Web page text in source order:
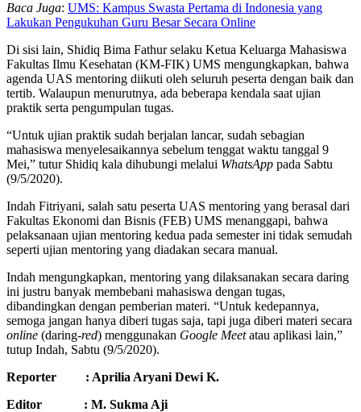
Baca Juga: UMS: Kampus Swasta Pertama di Indonesia yang
Lakukan Pengukuhan Guru Besar Secara Online
Di sisi lain, Shidiq Bima Fathur selaku Ketua Keluarga Mahasiswa
Fakultas Ilmu Kesehatan (KM-FIK) UMS mengungkapkan, bahwa
agenda UAS mentoring diikuti oleh seluruh peserta dengan baik dan
tertib. Walaupun menurutnya, ada beberapa kendala saat ujian
praktik serta pengumpulan tugas.
“Untuk ujian praktik sudah berjalan lancar, sudah sebagian
mahasiswa menyelesaikannya sebelum tenggat waktu tanggal 9
Mei,” tutur Shidiq kala dihubungi melalui WhatsApp pada Sabtu
(9/5/2020).
Indah Fitriyani, salah satu peserta UAS mentoring yang berasal dari
Fakultas Ekonomi dan Bisnis (FEB) UMS menanggapi, bahwa
pelaksanaan ujian mentoring kedua pada semester ini tidak semudah
seperti ujian mentoring yang diadakan secara manual.
Indah mengungkapkan, mentoring yang dilaksanakan secara daring
ini justru banyak membebani mahasiswa dengan tugas,
dibandingkan dengan pemberian materi. “Untuk kedepannya,
semoga jangan hanya diberi tugas saja, tapi juga diberi materi secara
online (daring-red) menggunakan Google Meetatau aplikasi lain,”
tutup Indah, Sabtu (9/5/2020).
Reporter : Aprilia Aryani Dewi K.
Editor
: M. Sukma Aji